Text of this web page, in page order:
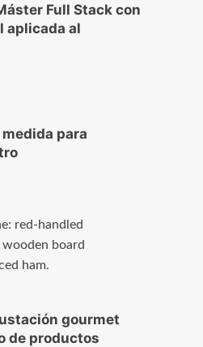
Full Stack con
aplicada al
para
gourmet
de productos